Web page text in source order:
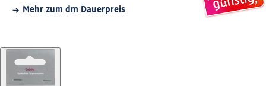
Mehr zum dm Dauerpreis